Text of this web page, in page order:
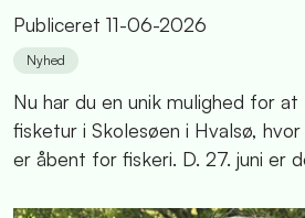
Publiceret 11-06-2026
Nyhed
Nu har du en unik mulighed for
fisketur i Skolesøen i Hvalsø,
er åbent for fiskeri. D. 27. juni er